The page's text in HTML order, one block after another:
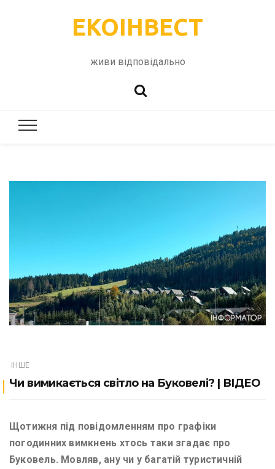
ЕКОІНВЕСТ
живи відповідально
ІНШЕ
Чи вимикається світло на Буковелі? | ВІДЕО
Щотижня під повідомленням про графіки
погодинних вимкнень хтось таки згадає про
Буковель. Мовляв, ану чи у багатій туристичній